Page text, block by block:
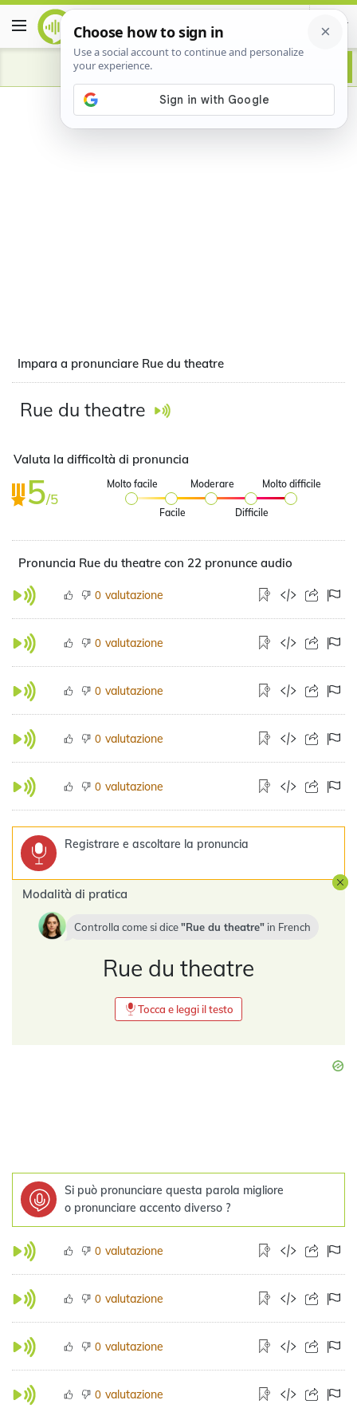
Advertisement
Impara a pronunciare Rue du theatre
Rue du theatre
Valuta la difficoltà di pronuncia
5/5
Molto facile
Facile
Moderare
Difficile
Molto difficile
Pronuncia Rue du theatre con 22 pronunce audio
0 valutazione
0 valutazione
0 valutazione
0 valutazione
0 valutazione
Registrare e ascoltare la pronuncia
Modalità di pratica
Controlla come si dice Rue du theatre in French
Rue du theatre
Tocca e leggi il testo
Si può pronunciare questa parola migliore
o pronunciare accento diverso ?
0 valutazione
0 valutazione
0 valutazione
0 valutazione